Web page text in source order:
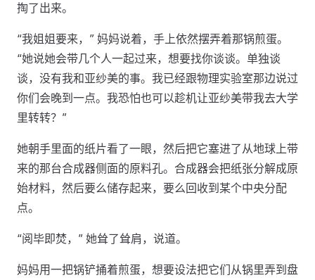
掏了出来。
“我姐姐要来，” 妈妈说着，手上依然摆弄着那锅煎蛋。
“她说她会带几个人一起过来，想要找你谈谈。单独谈
谈，没有我和亚纱美的事。我已经跟物理实验室那边说过
你们会晚到一点。我恐怕也可以趁机让亚纱美带我去大学
里转转？”
她朝手里面的纸片看了一眼，然后把它塞进了从地球上带
来的那台合成器侧面的原料孔。合成器会把纸张分解成原
始材料，然后要么储存起来，要么回收到某个中央分配
点。
“阅毕即焚，” 她耸了耸肩，说道。
妈妈用一把锅铲捅着煎蛋，想要设法把它们从锅里弄到盘